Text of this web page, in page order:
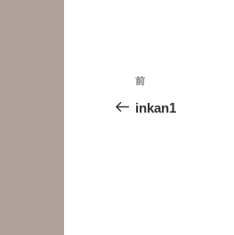
投
稿
前
の
前
inkan1